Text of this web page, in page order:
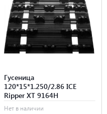
Гусеница
120*15*1.250/2.86 ICE
Ripper XT 9164H
Нет в наличии